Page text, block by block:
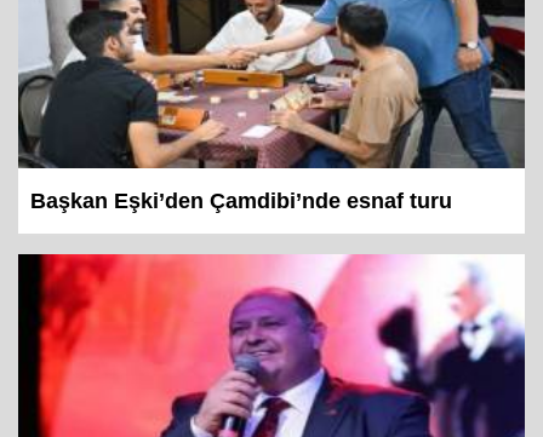
Başkan Eşki’den Çamdibi’nde esnaf turu